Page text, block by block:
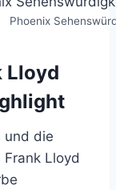
Phoenix
Lloyd
und die
Lloyd